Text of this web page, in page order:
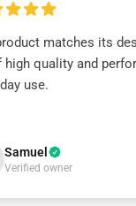
matches its
high quality and
use.
Samuel
Verified owner